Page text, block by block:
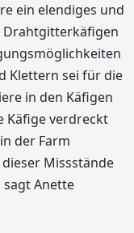
ein elendiges und
Drahtgitterkäfigen
Klettern sei für die
in den Käfigen
Käfige verdreckt
der Farm
Missstände
sagt Anette